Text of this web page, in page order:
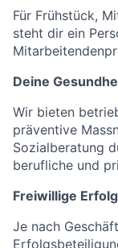
Für Frühstück,
steht dir ein
Deine
Wir bieten
präventive
Sozialberatung
berufliche und
Freiwillige
Je nach